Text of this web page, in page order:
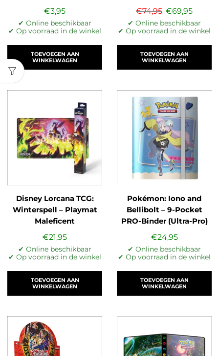
€3,95
✔ Online beschikbaar
✔ Op voorraad in de winkel
TOEVOEGEN AAN
WINKELWAGEN
€74,95 €69,95
✔ Online beschikbaar
✔ Op voorraad in de winkel
TOEVOEGEN AAN
WINKELWAGEN
Disney Lorcana TCG:
Winterspell – Playmat
Maleficent
€21,95
✔ Online beschikbaar
✔ Op voorraad in de winkel
TOEVOEGEN AAN
WINKELWAGEN
Pokémon: Iono and
Bellibolt – 9-Pocket
PRO-Binder (Ultra-Pro)
€24,95
✔ Online beschikbaar
✔ Op voorraad in de winkel
TOEVOEGEN AAN
WINKELWAGEN